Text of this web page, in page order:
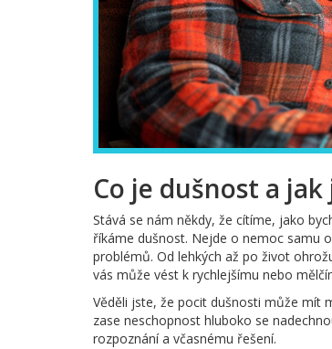
Co je dušnost a
Stává se nám někdy, že cítíme, jako
říkáme dušnost. Nejde o nemoc samu
problémů. Od lehkých až po život
vás může vést k rychlejšímu nebo
Věděli jste, že pocit dušnosti může mít
zase neschopnost hluboko se
rozpoznání a včasnému řešení.